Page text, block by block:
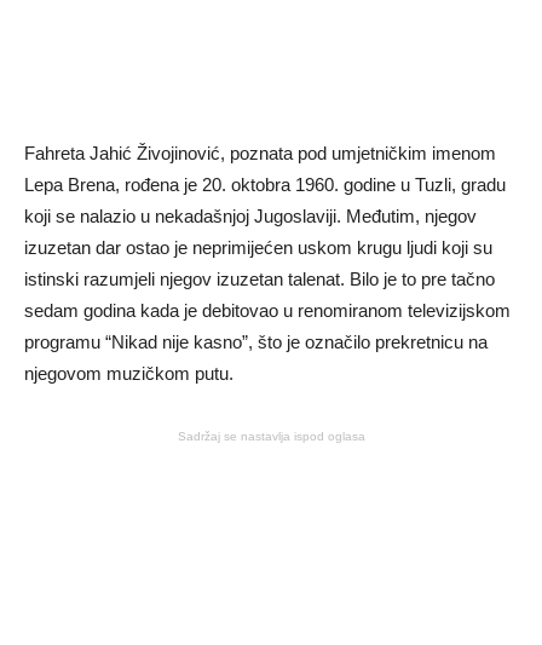
Fahreta Jahić Živojinović, poznata pod umjetničkim imenom
Lepa Brena, rođena je 20. oktobra 1960. godine u Tuzli, gradu
koji se nalazio u nekadašnjoj Jugoslaviji. Međutim, njegov
izuzetan dar ostao je neprimijećen uskom krugu ljudi koji su
istinski razumjeli njegov izuzetan talenat. Bilo je to pre tačno
sedam godina kada je debitovao u renomiranom televizijskom
programu “Nikad nije kasno”, što je označilo prekretnicu na
njegovom muzičkom putu.
Sadržaj se nastavlja ispod oglasa